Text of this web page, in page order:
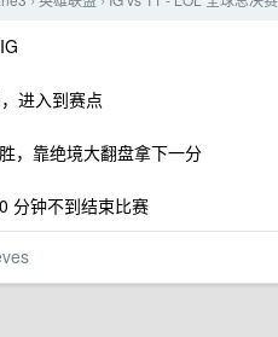
进入到赛点
，靠绝境大翻盘拿下一分
分钟不到结束比赛